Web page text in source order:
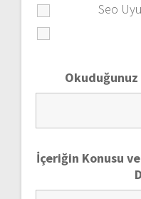
Seo
Okuduğunuz
İçeriğin Konusu